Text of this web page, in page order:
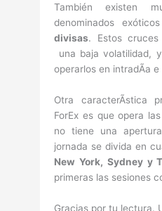
También existen
denominados
divisas. Estos cruces
una baja volatilidad,
operarlos en intradÃ­a e
Otra caracterÃ­stica
ForEx es que opera las
no tiene una
jornada se divida en
New York, Sydney y
primeras las sesiones
Gracias por tu lectura.